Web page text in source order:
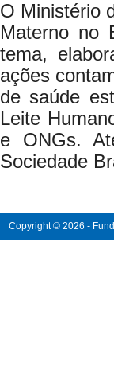
O Ministério
Materno no
tema,
ações
de saúde
Leite
e ONGs.
Sociedade
Copyright © 2026 -